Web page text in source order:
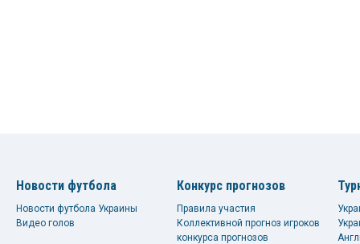
Новости футбола
Новости футбола Украины
Видео голов
Конкурс прогнозов
Правила участия
Коллективной прогноз игроков
конкурса прогнозов